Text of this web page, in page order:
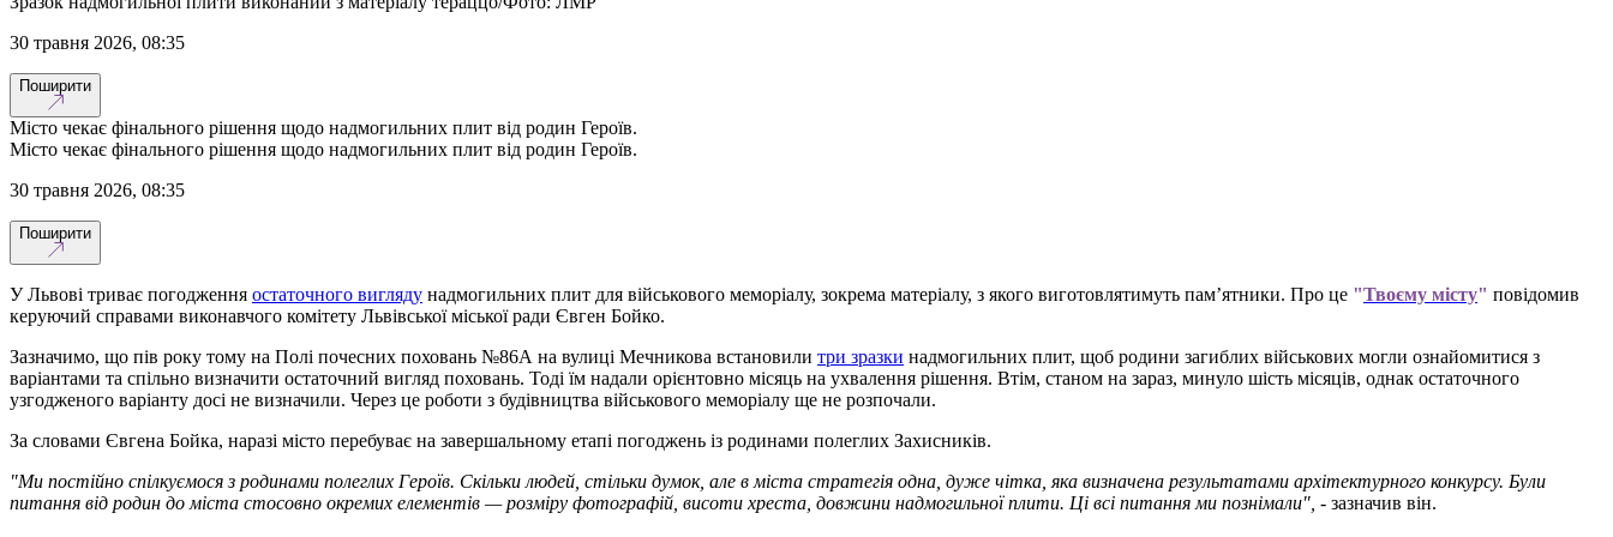
30 травня 2026, 08:35
Поширити
Місто чекає фінального рішення щодо надмогильних плит від родин Героїв.
Місто чекає фінального рішення щодо надмогильних плит від родин Героїв.
30 травня 2026, 08:35
Поширити
У Львові триває погодження остаточного вигляду надмогильних плит для військового меморіалу, зокрема матеріалу, з якого виготовлятимуть пам’ятники. Про це "Твоєму місту" повідомив
керуючий справами виконавчого комітету Львівської міської ради Євген Бойко.
Зазначимо, що пів року тому на Полі почесних поховань №86А на вулиці Мечникова встановили три зразки надмогильних плит, щоб родини загиблих військових могли ознайомитися з
варіантами та спільно визначити остаточний вигляд поховань. Тоді їм надали орієнтовно місяць на ухвалення рішення. Втім, станом на зараз, минуло шість місяців, однак остаточного
узгодженого варіанту досі не визначили. Через це роботи з будівництва військового меморіалу ще не розпочали.
За словами Євгена Бойка, наразі місто перебуває на завершальному етапі погоджень із родинами полеглих Захисників.
"Ми постійно спілкуємося з родинами полеглих Героїв. Скільки людей, стільки думок, але в міста стратегія одна, дуже чітка, яка визначена результатами архітектурного конкурсу. Були
питання від родин до міста стосовно окремих елементів — розміру фотографій, висоти хреста, довжини надмогильної плити. Ці всі питання ми познімали", - зазначив він.